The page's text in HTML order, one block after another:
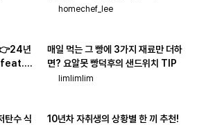
homechef_lee
👉24년
주
매일 먹는 그 빵에 3가지 재료만 더하
면? 요알못 빵덕후의 샌드위치 TIP
limlimlim
탄수 식 10년차 자취생의 상황별 한 끼 추천!